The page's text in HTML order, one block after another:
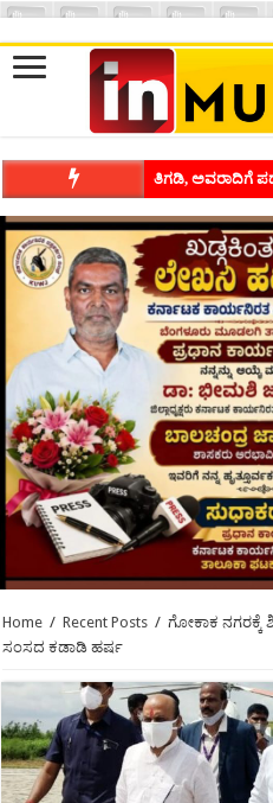
ಶಿವಾಪುರದಲ್ಲಿ
Home / Recent Posts / ಗೋಕಾಕ ನಗರಕ್ಕೆ
ಸಂಸದ ಕಡಾಡಿ ಹರ್ಷ